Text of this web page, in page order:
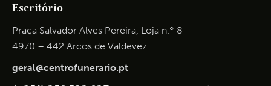
Escritório
Praça Salvador Alves Pereira, Loja n.º 8
4970 – 442 Arcos de Valdevez
geral@centrofunerario.pt